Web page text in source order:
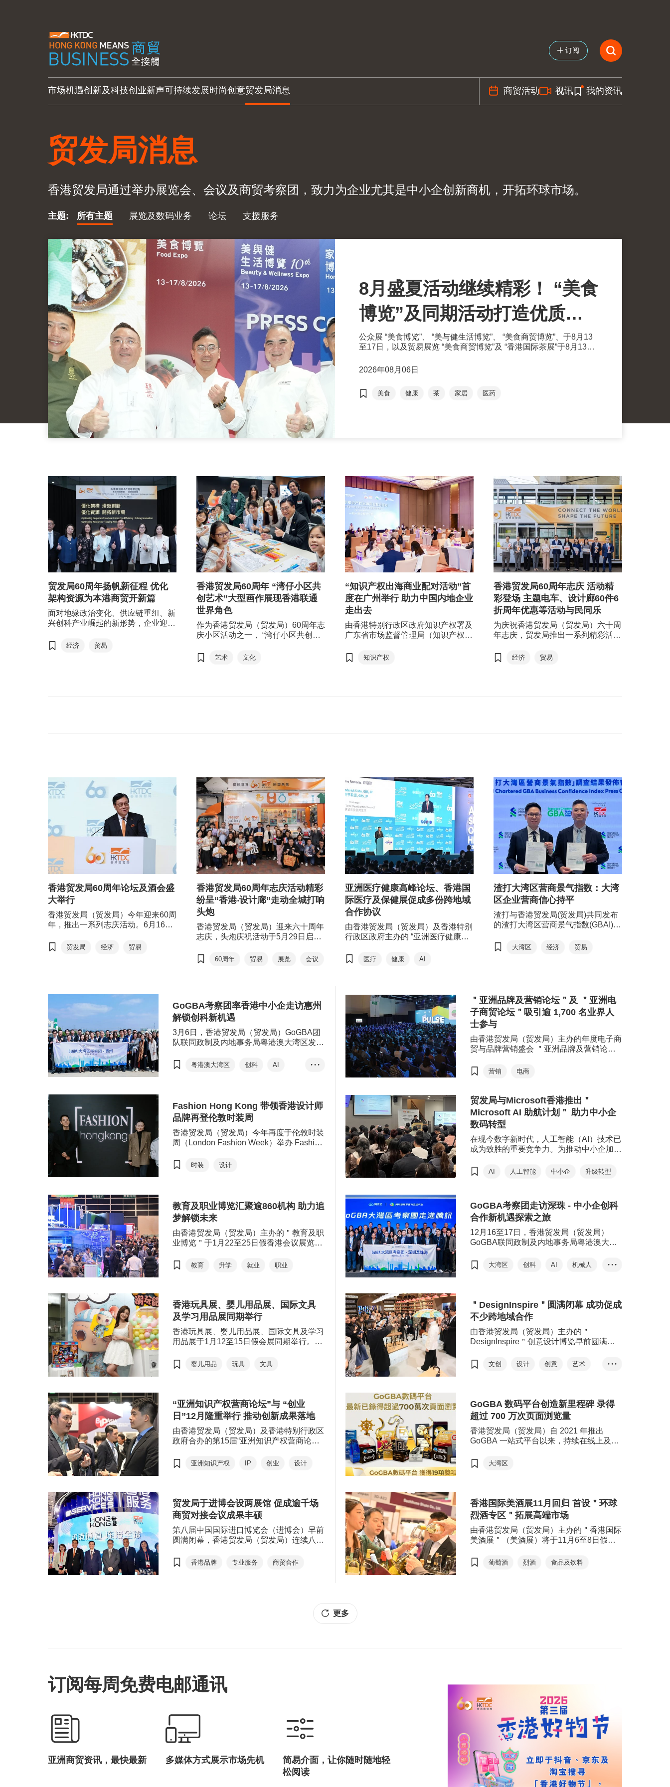
订阅
市场机遇创新及科技创业新声可持续发展时尚创意贸发局消息 商贸活动 视讯 我的资讯
贸发局消息
香港贸发局通过举办展览会、会议及商贸考察团，致力为企业尤其是中小企创新商机，开拓环球市场。
主题: 所有主题 展览及数码业务 论坛 支援服务
8月盛夏活动继续精彩！ “美食
博览”及同期活动打造优质生
活大健康之旅！
公众展 “美食博览”、 “美与健生活博览”、 “美食商贸博览”、于8月13
至17日，以及贸易展览 “美食商贸博览”及 “香港国际茶展”于8月13至
士及持票公众进场。由现代化中医药国际协会联同香港贸发局及十大
2026年08月06日
美食 健康 茶 家居 医药
贸发局60周年扬帆新征程 优化
架构资源为本港商贸开新篇
面对地缘政治变化、供应链重组、新
兴创科产业崛起的新形势，企业迎来
局) 在成立60周年的新起点，公布两
大优化措施：一是 “优化架构 增效
经济 贸易
香港贸发局60周年 “湾仔小区共
创艺术”大型画作展现香港联通
世界角色
作为香港贸发局（贸发局）60周年志
庆小区活动之一， “湾仔小区共创艺
地艺术家李美欣（Messy Desk）连
同约100名学生透过共创活动交流创
和总裁张淑芬今日出席活动，与学生
艺术 文化
“知识产权出海商业配对活动”首
度在广州举行 助力中国内地企业
走出去
由香港特别行政区政府知识产权署及
广东省市场监督管理局（知识产权
广州开发区知识产权局协办，以及香
港驻粤经济贸易办事处支持的 “知识
知识产权合作专责小组框架下的重要
国际化专业服务优势，扬帆出海。
知识产权
香港贸发局60周年志庆 活动精
彩登场 主题电车、设计廊60件6
折周年优惠等活动与民同乐
为庆祝香港贸发局（贸发局）六十周
年志庆，贸发局推出一系列精彩活
港‧设计廊」走动全城、由主席和前
主席主讲的「未来60论坛」，以及逾
「香港‧设计廊：60件6折周年优惠」
经济 贸易
香港贸发局60周年论坛及酒会盛
大举行
香港贸发局（贸发局）今年迎来60周
年，推出一系列志庆活动。6月16
年酒会”假香港会议展览中心盛大举
席首度同台分享真知灼见。大会盛邀
香港特别行政区律政司司长林定国担
任酒会的主礼嘉宾，以及一众嘉宾出
席活动，令活动生色不少。
贸发局 经济 贸易
香港贸发局60周年志庆活动精彩
纷呈ㅤ“香港‧设计廊”走动全城打响
头炮
香港贸发局（贸发局）迎来六十周年
志庆，头炮庆祝活动于5月29日启
廊”（设计廊）举办 “香港‧设计廊”走
与活力。
60周年 贸易 展览 会议
亚洲医疗健康高峰论坛、香港国
际医疗及保健展促成多份跨地域
合作协议
由香港贸发局（贸发局）及香港特别
行政区政府主办的 “亚洲医疗健康高
主办、香港医疗科技协会协办的 “香
资及商贸配对会议，以及多份合作协
议， 助力医药企业 “出海”。
医疗 健康 AI
渣打大湾区营商景气指数：大湾
区企业营商信心持平
渣打与香港贸发局(贸发局)共同发布
的渣打大湾区营商景气指数(GBAI)，
澳大湾区（大湾区）企业营商情绪的
跌至50.4，两个指数均徘徊在50的中
性线。内需的加持，以及把上涨成本
转嫁予客户，抵消部分地缘政治不稳
带来的冲击。
大湾区 经济 贸易
GoGBA考察团率香港中小企走访惠州
解锁创科新机遇
3月6日，香港贸发局（贸发局）GoGBA团
队联同政制及内地事务局粤港澳大湾区发展
察团＂。活动旨在透过企业拜访及交流活
（AI）家品，亲身体验粤港澳大湾区（大湾
区）的＂新质生产力＂; 与当地官员及企业
深入交流，拓展商脉，探讨合作空间。
粤港澳大湾区 创科
AI
• • •
＂亚洲品牌及营销论坛＂及 ＂亚洲电
子商贸论坛＂吸引逾 1,700 名业界人
士参与
由香港贸发局（贸发局）主办的年度电子商
贸与品牌营销盛会 ＂亚洲品牌及营销论坛
览中心圆满举行，吸引来自22 个国家及地
长方程式。
营销 电商
Fashion Hong Kong 带领香港设计师
品牌再登伦敦时装周
香港贸发局（贸发局）今年再度于伦敦时装
周（London Fashion Week）举办 Fashion
牌发表 2026秋冬新作，向英国及国际时尚
时装 设计
贸发局与Microsoft香港推出＂
Microsoft AI 助航计划＂ 助力中小企
数码转型
在现今数字新时代，人工智能（AI）技术已
成为致胜的重要竞争力。为推动中小企加速
局）与Microsoft香港再度携手，推出＂
港中小企善用AI技术，提升业务生产力及营
运效率。
AI 人工智能 中小企 升级转型
教育及职业博览汇聚逾860机构 助力追
梦解锁未来
由香港贸发局（贸发局）主办的＂教育及职
业博览＂于1月22至25日假香港会议展览中
主题，汇聚来自23个国家及地区、超过860
等，协助年轻人找出升学及就业方向。
教育 升学 就业 职业
GoGBA考察团走访深珠 - 中小企创科
合作新机遇探索之旅
12月16至17日，香港贸发局（贸发局）
GoGBA联同政制及内地事务局粤港澳大湾
深圳珠海考察团＂。活动旨在让港商直观地
深入交流的平台，让港商掌握最新政策与产
业趋势，为三地企业探索合作新机遇。
大湾区 创科 AI
机械人
• • •
香港玩具展、婴儿用品展、国际文具
及学习用品展同期举行
香港玩具展、婴儿用品展、国际文具及学习
用品展于1月12至15日假会展同期举行。三
引来自37个国家及地区、超过2,600家展商
参与，当中更迎来孟加拉、新西兰和挪威等
同步开放予业界买家及公众，促进本地潮玩
品牌接触环球商贸买家，助力他们拓展国际
市场。
婴儿用品 玩具 文具
＂DesignInspire＂圆满闭幕 成功促成
不少跨地域合作
由香港贸发局（贸发局）主办的＂
DesignInspire＂创意设计博览早前圆满举
提供展示设计作品与交流的平台，吸引国际
买家，以设计驱动商业机遇。活动汇聚超过
逾600个，吸引超过52,000人次进场参观。
展会成功促成多项跨地域合作，其中，主题
展馆表现尤其亮眼。
文创 设计 创意
艺术
• • •
“亚洲知识产权营商论坛”与 “创业
日”12月隆重举行 推动创新成果落地
由香港贸发局（贸发局）及香港特别行政区
政府合办的第15届“亚洲知识产权营商论
于12月4至5日假香港会议展览中心举行。
两大年度旗舰活动汇聚来自环球创新企业、
为区域知识产权贸易中心，共同推动及建设
香港成为国际创新科技城市。
亚洲知识产权 IP 创业 设计
GoGBA 数码平台创造新里程碑 录得
超过 700 万次页面浏览量
香港贸发局（贸发局）自 2021 年推出
GoGBA 一站式平台以来，持续在线上及线
港商探索粤港澳大湾区（大湾区）机遇；其
中 GoGBA 数码平台（包括微信小程序、微
目前已录得超过 700万次页面浏览量，并获
得 19项奖项殊荣。
大湾区
贸发局于进博会设两展馆 促成逾千场
商贸对接会议成果丰硕
第八届中国国际进口博览会（进博会）早前
圆满闭幕，香港贸发局（贸发局）连续八年
务业展馆＂，率领54家香港企业参展，促
善用香港专业服务及国际化平台出海，对接
香港品牌 专业服务 商贸合作
香港国际美酒展11月回归 首设＂环球
烈酒专区＂拓展高端市场
由香港贸发局（贸发局）主办的＂香港国际
美酒展＂（美酒展）将于11月6至8日假香
620个、来自21个国家及地区的展商参与，
葡萄酒 烈酒 食品及饮料
更多
订阅每周免费电邮通讯
亚洲商贸资讯，最快最新 多媒体方式展示市场先机
简易介面，让你随时随地轻
松阅读